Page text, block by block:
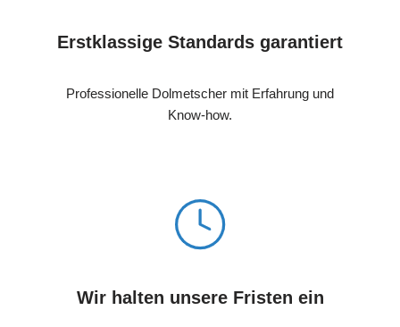
Erstklassige Standards garantiert
Professionelle Dolmetscher mit Erfahrung und
Know-how.
Wir halten unsere Fristen ein